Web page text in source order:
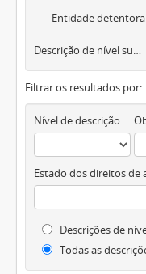
Entidade detentora
Descrição de nível superior
Filtrar os resultados por:
Nível de descrição
Estado dos direitos de
Descrições de
Todas as